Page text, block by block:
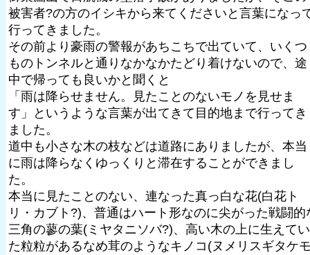
被害者?の方のイシキから来てくださいと言葉になっ
行ってきました。
その前より豪雨の警報があちこちで出ていて、いくつ
ものトンネルと通りなかなかたどり着けないので、途
中で帰っても良いかと聞くと
「雨は降らせません。見たことのないモノを見せま
す」というような言葉が出てきて目的地まで行ってき
ました。
道中も小さな木の枝などは道路にありましたが、本当
に雨は降らなくゆっくりと滞在することができまし
た。
本当に見たことのない、連なった真っ白な花(白花ト
リ・カブト?)、普通はハート形なのに尖がった戦闘的
三角の蓼の葉(ミヤタニソバ?)、高い木の上に生えてい
た粒粒があるなめ茸のようなキノコ(ヌメリスギタケ